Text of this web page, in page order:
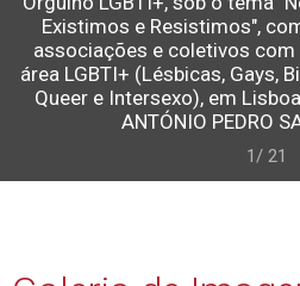
Existimos e Resistimos",
associações e coletivos com
área LGBTI+ (Lésbicas, Gays,
Queer e Intersexo), em
ANTÓNIO PEDRO
1/ 21
Galeria de